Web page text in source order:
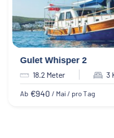
Gulet Whisper 2
18.2 Meter 3
Ab €940 / Mai / pro Tag